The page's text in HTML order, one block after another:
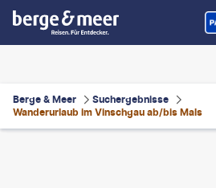
Berge & Meer
Suchergebnisse
Wanderurlaub im Vinschgau ab/bis Mals